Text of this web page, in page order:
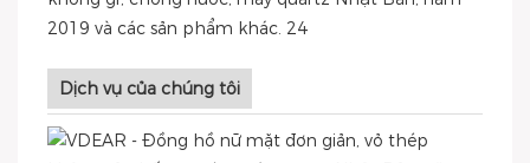
Dịch vụ của chúng tôi